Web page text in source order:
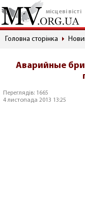
місцеві вісті
Головна сторінка
Аварийные
Переглядів: 1665
4 листопада 2013 13:25